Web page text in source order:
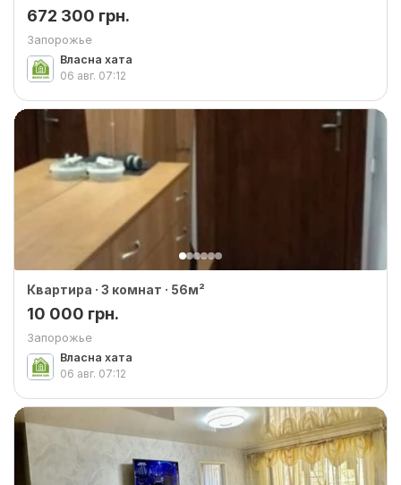
672 300 грн.
Запорожье
Власна хата
06 авг. 07:12
Квартира · 3 комнат · 56м²
10 000 грн.
Запорожье
Власна хата
06 авг. 07:12